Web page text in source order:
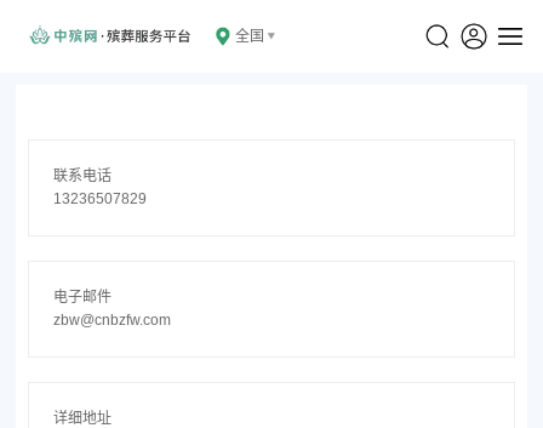
全国
联系电话
13236507829
电子邮件
zbw@cnbzfw.com
详细地址